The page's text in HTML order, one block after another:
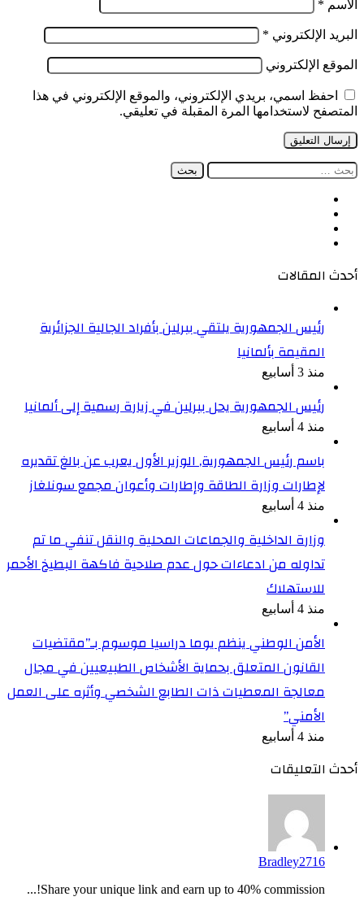
الاسم *
البريد الإلكتروني *
الموقع الإلكتروني
احفظ اسمي، بريدي الإلكتروني، والموقع الإلكتروني في هذا
المتصفح لاستخدامها المرة المقبلة في تعليقي.
البحث
أحدث المقالات
رئيس الجمهورية يلتقي ببرلين بأفراد الجالية الجزائرية
المقيمة بألمانيا
منذ 3 أسابيع
رئيس الجمهورية يحل ببرلين في زيارة رسمية إلى ألمانيا
منذ 4 أسابيع
باسم رئيس الجمهورية, الوزير الأول يعرب عن بالغ تقديره
لإطارات وزارة الطاقة وإطارات وأعوان مجمع سونلغاز
منذ 4 أسابيع
وزارة الداخلية والجماعات المحلية والنقل تنفي ما تم
تداوله من ادعاءات حول عدم صلاحية فاكهة البطيخ الأحمر
للاستهلاك
منذ 4 أسابيع
الأمن الوطني ينظم يوما دراسيا موسوم بـ”مقتضيات
القانون المتعلق بحماية الأشخاص الطبيعيين في مجال
معالجة المعطيات ذات الطابع الشخصي وأثره على العمل
الأمني”
منذ 4 أسابيع
أحدث التعليقات
Bradley2716
Share your unique link and earn up to 40% commission!...